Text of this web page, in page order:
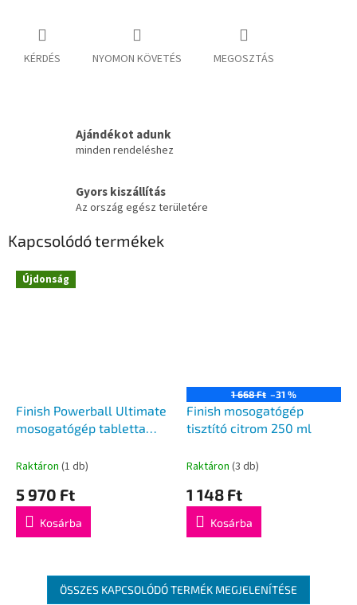
KÉRDÉS NYOMON KÖVETÉS MEGOSZTÁS
Ajándékot adunk
minden rendeléshez
Gyors kiszállítás
Az ország egész területére
Kapcsolódó termékek
Újdonság
Finish Powerball Ultimate
mosogatógép tabletta
Raktáron (1 db)
5 970 Ft
Kosárba
1 668 Ft –31 %
Finish mosogatógép
tisztító citrom 250 ml
Raktáron (3 db)
1 148 Ft
Kosárba
ÖSSZES KAPCSOLÓDÓ TERMÉK MEGJELENÍTÉSE